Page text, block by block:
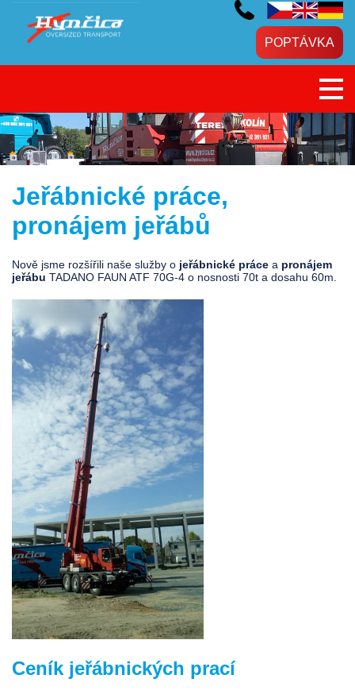
POPTÁVKA
Jeřábnické práce,
pronájem jeřábů
Nově jsme rozšířili naše služby o jeřábnické práce a pronájem
jeřábu TADANO FAUN ATF 70G-4 o nosnosti 70t a dosahu 60m.
Ceník jeřábnických prací